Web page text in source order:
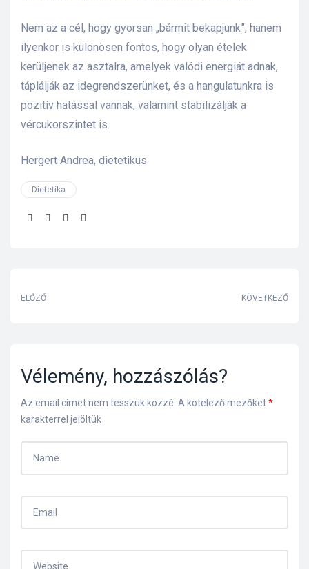
Nem az a cél, hogy gyorsan „bármit bekapjunk”, hanem
ilyenkor is különösen fontos, hogy olyan ételek
kerüljenek az asztalra, amelyek valódi energiát adnak,
táplálják az idegrendszerünket, és a hangulatunkra is
pozitív hatással vannak, valamint stabilizálják a
vércukorszintet is.
Hergert Andrea, dietetikus
Dietetika
ELŐZŐ KÖVETKEZŐ
Vélemény, hozzászólás?
Az email címet nem tesszük közzé. A kötelező mezőket*
karakterrel jelöltük
ml